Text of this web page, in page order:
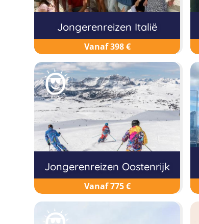
Jongerenreizen Italië
Vanaf 398 €
Jongerenreizen Oostenrijk
Vanaf 775 €